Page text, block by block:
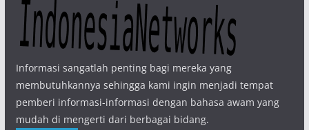
Informasi sangatlah penting bagi mereka yang
membutuhkannya sehingga kami ingin menjadi tempat
pemberi informasi-informasi dengan bahasa awam yang
mudah di mengerti dari berbagai bidang.